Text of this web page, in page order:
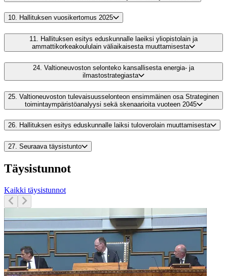
10. Hallituksen vuosikertomus 2025
11. Hallituksen esitys eduskunnalle laeiksi yliopistolain ja
ammattikorkeakoululain väliaikaisesta muuttamisesta
24. Valtioneuvoston selonteko kansallisesta energia- ja
ilmastostrategiasta
25. Valtioneuvoston tulevaisuusselonteon ensimmäinen osa Strateginen
toimintaympäristöanalyysi sekä skenaarioita vuoteen 2045
26. Hallituksen esitys eduskunnalle laiksi tuloverolain muuttamisesta
27. Seuraava täysistunto
Täysistunnot
Kaikki täysistunnot